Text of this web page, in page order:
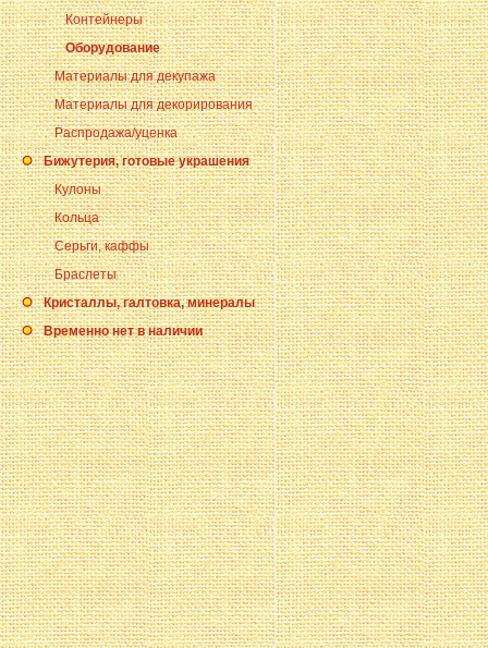
Контейнеры
Оборудование
Материалы для декупажа
Материалы для декорирования
Распродажа/уценка
Бижутерия, готовые украшения
Кулоны
Кольца
Серьги, каффы
Браслеты
Кристаллы, галтовка, минералы
Временно нет в наличии